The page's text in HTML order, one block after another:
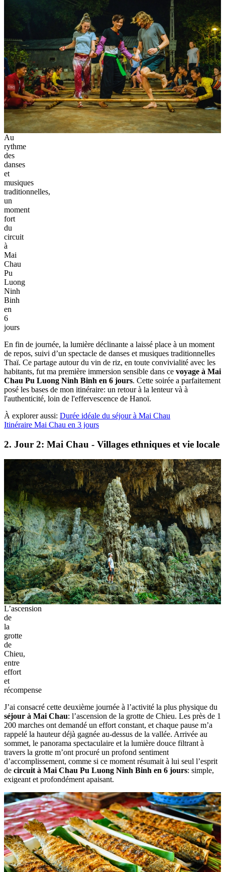
Au
rythme
des
danses
et
musiques
traditionnelles,
un
moment
fort
du
circuit
à
Mai
Chau
Pu
Luong
Ninh
Binh
en
6
jours
En fin de journée, la lumière déclinante a laissé place à un moment
de repos, suivi d’un spectacle de danses et musiques traditionnelles
Thaï. Ce partage autour du vin de riz, en toute convivialité avec les
habitants, fut ma première immersion sensible dans ce voyage à Mai
Chau Pu Luong Ninh Binh en 6 jours. Cette soirée a parfaitement
posé les bases de mon itinéraire: un retour à la lenteur và à
l'authenticité, loin de l'effervescence de Hanoï.
À explorer aussi: Durée idéale du‎‎ séjour à‎ Mai Chau
Itinéraire Mai Chau en 3 jours
2. Jour 2: Mai Chau - Villages ethniques et vie locale
L’ascension
de
la
grotte
de
Chieu,
entre
effort
et
récompense
J’ai consacré cette deuxième journée à l’activité la plus physique du
séjour à Mai Chau: l’ascension de la grotte de Chieu. Les près de 1
200 marches ont demandé un effort constant, et chaque pause m’a
rappelé la hauteur déjà gagnée au-dessus de la vallée. Arrivée au
sommet, le panorama spectaculaire et la lumière douce filtrant à
travers la grotte m’ont procuré un profond sentiment
d’accomplissement, comme si ce moment résumait à lui seul l’esprit
de circuit à Mai Chau Pu Luong Ninh Binh en 6 jours: simple,
exigeant et profondément apaisant.